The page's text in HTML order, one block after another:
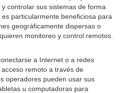
controlar sus sistemas de forma
particularmente beneficiosa para
geográficamente dispersas o
monitoreo y control remotos.
a Internet o a redes
remoto a través de
operadores pueden usar sus
u computadoras para